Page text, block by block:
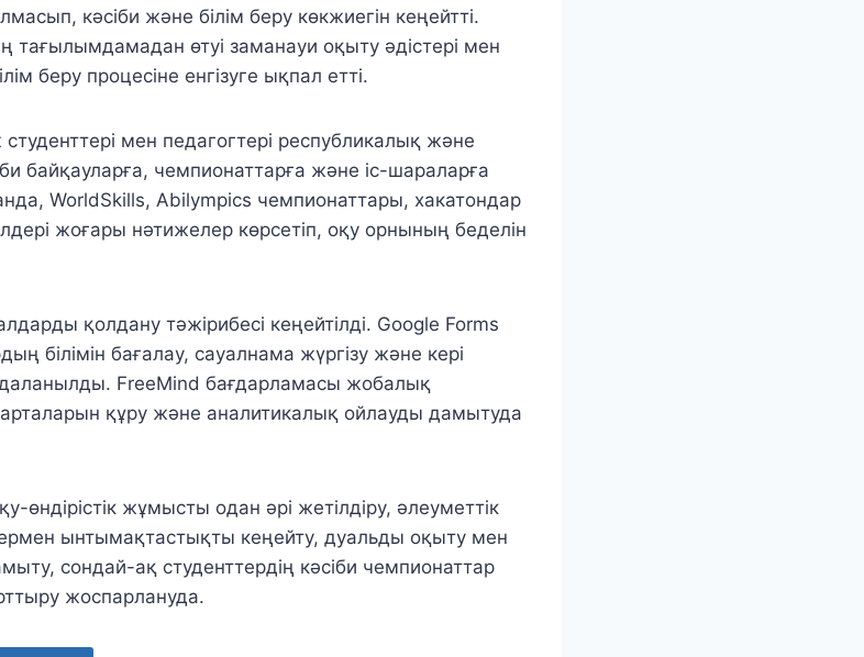
кәсіби және білім беру көкжиегін кеңейтті.
тағылымдамадан өтуі заманауи оқыту әдістері мен
беру процесіне енгізуге ықпал етті.
мен педагогтері республикалық және
байқауларға, чемпионаттарға және іс-шараларға
WorldSkills, Abilympics чемпионаттары, хакатондар
жоғары нәтижелер көрсетіп, оқу орнының беделін
қолдану тәжірибесі кеңейтілді. Google Forms
білімін бағалау, сауалнама жүргізу және кері
FreeMind бағдарламасы жобалық
құру және аналитикалық ойлауды дамытуда
өндірістік жұмысты одан әрі жетілдіру, әлеуметтік
ынтымақтастықты кеңейту, дуальды оқыту мен
сондай-ақ студенттердің кәсіби чемпионаттар
жоспарлануда.